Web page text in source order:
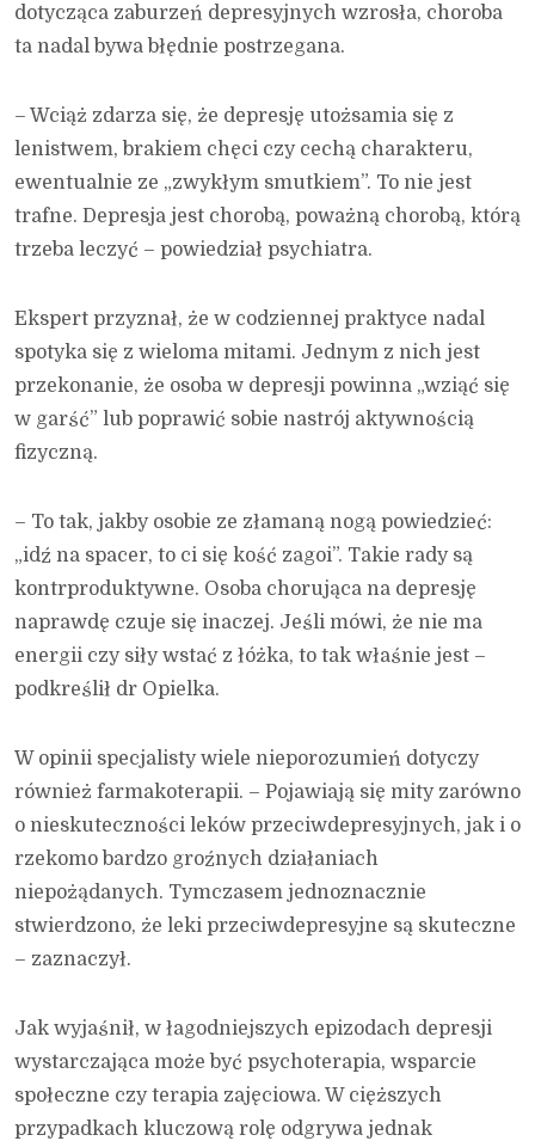
dotycząca zaburzeń depresyjnych wzrosła, choroba
ta nadal bywa błędnie postrzegana.
– Wciąż zdarza się, że depresję utożsamia się z
lenistwem, brakiem chęci czy cechą charakteru,
ewentualnie ze „zwykłym smutkiem”. To nie jest
trafne. Depresja jest chorobą, poważną chorobą, którą
trzeba leczyć – powiedział psychiatra.
Ekspert przyznał, że w codziennej praktyce nadal
spotyka się z wieloma mitami. Jednym z nich jest
przekonanie, że osoba w depresji powinna „wziąć się
w garść” lub poprawić sobie nastrój aktywnością
fizyczną.
– To tak, jakby osobie ze złamaną nogą powiedzieć:
„idź na spacer, to ci się kość zagoi”. Takie rady są
kontrproduktywne. Osoba chorująca na depresję
naprawdę czuje się inaczej. Jeśli mówi, że nie ma
energii czy siły wstać z łóżka, to tak właśnie jest –
podkreślił dr Opielka.
W opinii specjalisty wiele nieporozumień dotyczy
również farmakoterapii. – Pojawiają się mity zarówno
o nieskuteczności leków przeciwdepresyjnych, jak i o
rzekomo bardzo groźnych działaniach
niepożądanych. Tymczasem jednoznacznie
stwierdzono, że leki przeciwdepresyjne są skuteczne
– zaznaczył.
Jak wyjaśnił, w łagodniejszych epizodach depresji
wystarczająca może być psychoterapia, wsparcie
społeczne czy terapia zajęciowa. W cięższych
przypadkach kluczową rolę odgrywa jednak